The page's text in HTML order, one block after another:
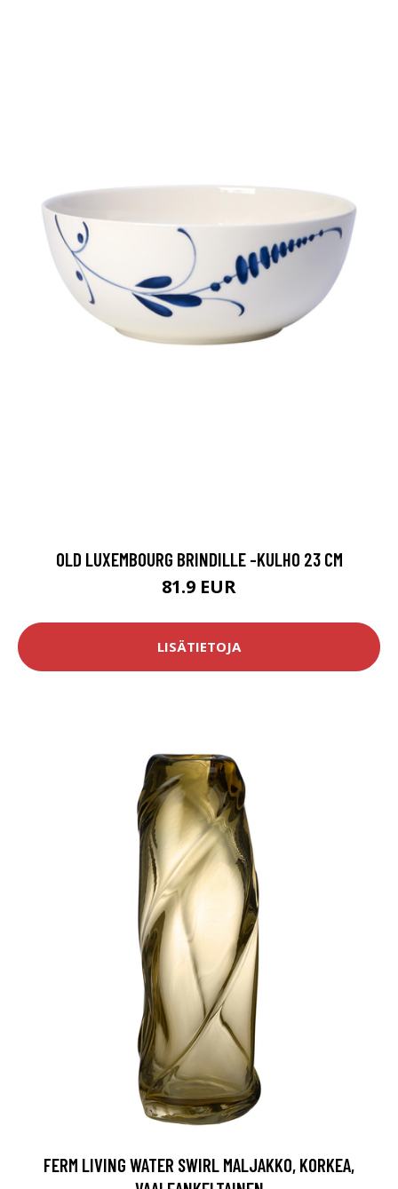
OLD LUXEMBOURG BRINDILLE -KULHO 23 CM
81.9 EUR
LISÄTIETOJA
FERM LIVING WATER SWIRL MALJAKKO, KORKEA,